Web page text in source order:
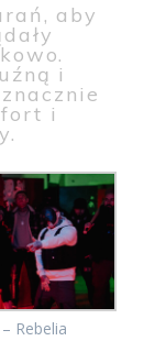
aby
i
i
Rebelia